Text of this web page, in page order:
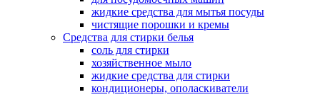
жидкие средства для мытья посуды
чистящие порошки и кремы
Средства для стирки белья
соль для стирки
хозяйственное мыло
жидкие средства для стирки
кондиционеры, ополаскиватели